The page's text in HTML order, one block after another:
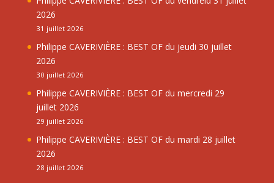
2026
31 juillet 2026
Philippe CAVERIVIÈRE : BEST OF du jeudi 30 juillet
2026
30 juillet 2026
Philippe CAVERIVIÈRE : BEST OF du mercredi 29
juillet 2026
29 juillet 2026
Philippe CAVERIVIÈRE : BEST OF du mardi 28 juillet
2026
28 juillet 2026